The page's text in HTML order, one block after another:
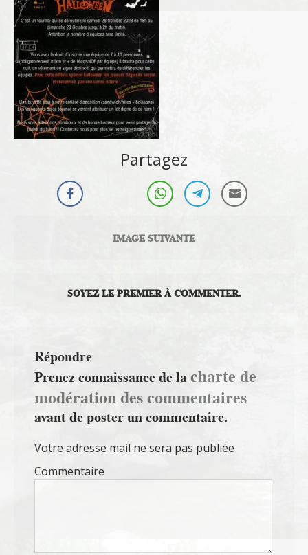
Partagez
IMAGE SUIVANTE
SOYEZ LE PREMIER À COMMENTER.
Répondre
Prenez connaissance de lacharte de
modération des commentaires
avant de poster un commentaire.
Votre adresse mail ne sera pas publiée
Commentaire